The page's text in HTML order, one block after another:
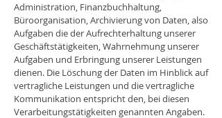
Administration, Finanzbuchhaltung,
Büroorganisation, Archivierung von Daten, also
Aufgaben die der Aufrechterhaltung unserer
Geschäftstätigkeiten, Wahrnehmung unserer
Aufgaben und Erbringung unserer Leistungen
dienen. Die Löschung der Daten im Hinblick auf
vertragliche Leistungen und die vertragliche
Kommunikation entspricht den, bei diesen
Verarbeitungstätigkeiten genannten Angaben.